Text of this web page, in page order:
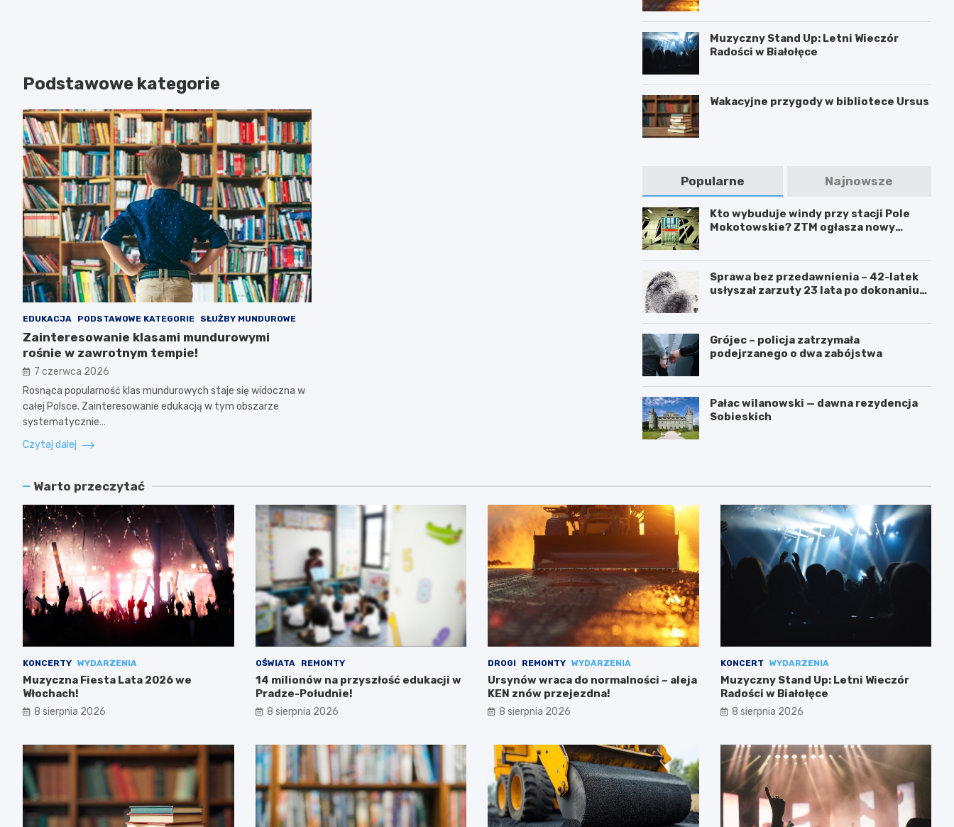
Podstawowe kategorie
EDUKACJA PODSTAWOWE KATEGORIE SŁUŻBY MUNDUROWE
Zainteresowanie klasami mundurowymi
rośnie w zawrotnym tempie!
7 czerwca 2026
Rosnąca popularność klas mundurowych staje się widoczna w
całej Polsce. Zainteresowanie edukacją w tym obszarze
systematycznie…
Czytaj dalej
Muzyczny Stand Up: Letni Wieczór
Radości w Białołęce
Wakacyjne przygody w bibliotece Ursus
Popularne Najnowsze
Kto wybuduje windy przy stacji Pole
Mokotowskie? ZTM ogłasza nowy
Sprawa bez przedawnienia – 42-latek
usłyszał zarzuty 23 lata po dokonaniu
Grójec – policja zatrzymała
podejrzanego o dwa zabójstwa
Pałac wilanowski — dawna rezydencja
Sobieskich
Warto przeczytać
KONCERTY WYDARZENIA
Muzyczna Fiesta Lata 2026 we
Włochach!
8 sierpnia 2026
OŚWIATA REMONTY
14 milionów na przyszłość edukacji w
Pradze-Południe!
8 sierpnia 2026
DROGI REMONTY WYDARZENIA
Ursynów wraca do normalności – aleja
KEN znów przejezdna!
8 sierpnia 2026
KONCERT WYDARZENIA
Muzyczny Stand Up: Letni Wieczór
Radości w Białołęce
8 sierpnia 2026